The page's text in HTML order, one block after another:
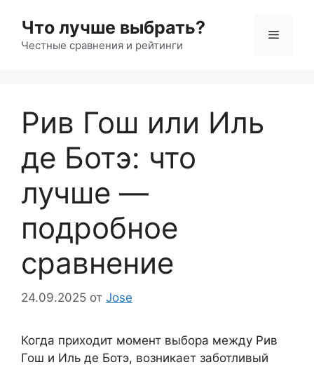
содержимому
Что лучше выбрать?
Честные сравнения и рейтинги
Меню
Рив Гош или Иль
де Ботэ: что
лучше —
подробное
сравнение
24.09.2025 от Jose
Когда приходит момент выбора между Рив
Гош и Иль де Ботэ, возникает заботливый